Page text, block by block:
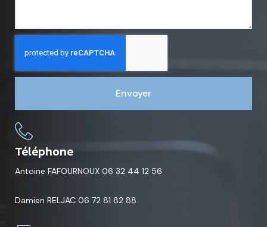
Envoyer
Téléphone
Antoine FAFOURNOUX 06 32 44 12 56
Damien RELJAC 06 72 81 82 88